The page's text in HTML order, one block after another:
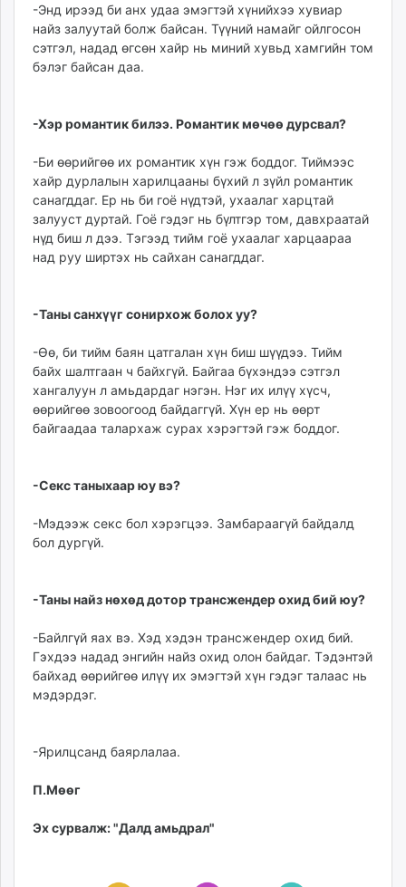
-Энд ирээд би анх удаа эмэгтэй хүнийхээ хувиар
найз залуутай болж байсан. Түүний намайг ойлгосон
сэтгэл, надад өгсөн хайр нь миний хувьд хамгийн том
бэлэг байсан даа.
-Хэр романтик билээ. Романтик мөчөө дурсвал?
-Би өөрийгөө их романтик хүн гэж боддог. Тиймээс
хайр дурлалын харилцааны бүхий л зүйл романтик
санагддаг. Ер нь би гоё нүдтэй, ухаалаг харцтай
залууст дуртай. Гоё гэдэг нь бүлтгэр том, давхраатай
нүд биш л дээ. Тэгээд тийм гоё ухаалаг харцаараа
над руу ширтэх нь сайхан санагддаг.
-Таны санхүүг сонирхож болох уу?
-Өө, би тийм баян цатгалан хүн биш шүүдээ. Тийм
байх шалтгаан ч байхгүй. Байгаа бүхэндээ сэтгэл
хангалуун л амьдардаг нэгэн. Нэг их илүү хүсч,
өөрийгөө зовоогоод байдаггүй. Хүн ер нь өөрт
байгаадаа талархаж сурах хэрэгтэй гэж боддог.
-Секс таныхаар юу вэ?
-Мэдээж секс бол хэрэгцээ. Замбараагүй байдалд
бол дургүй.
-Таны найз нөхөд дотор трансжендер охид бий юу?
-Байлгүй яах вэ. Хэд хэдэн трансжендер охид бий.
Гэхдээ надад энгийн найз охид олон байдаг. Тэдэнтэй
байхад өөрийгөө илүү их эмэгтэй хүн гэдэг талаас нь
мэдэрдэг.
-Ярилцсанд баярлалаа.
П.Мөөг
Эх сурвалж: "Далд амьдрал"